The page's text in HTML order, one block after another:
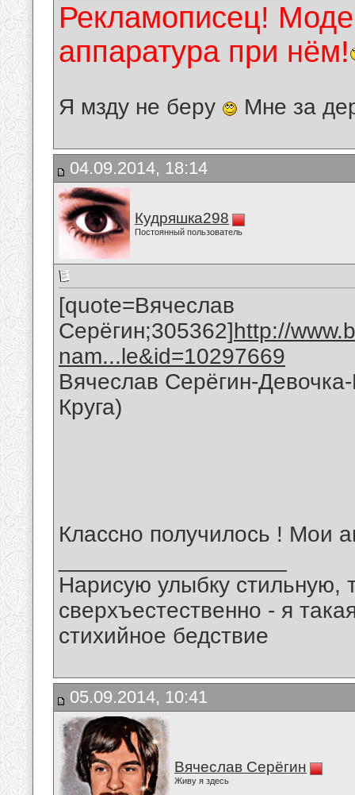
Рекламописец!
аппаратура при нём!
Я мзду не беру Мне за
04.09.2014, 18:14
Кудряшка298
Постоянный пользователь
[quote=Вячеслав
Серёгин;305362]http://
nam...le&id=10297669
Вячеслав Серёгин-
Круга)
Классно получилось ! Мои
Нарисую улыбку стильную,
сверхъестественно - я
стихийное бедствие
05.09.2014, 10:41
Вячеслав Серёгин
Живу я здесь